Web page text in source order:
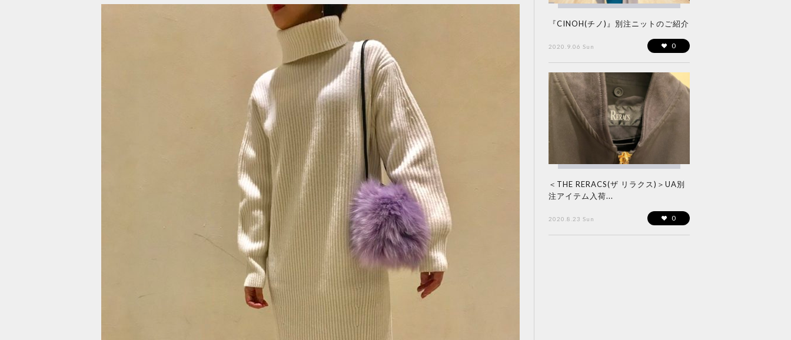
『CINOH(チノ)』別注ニットのご紹介
2020.9.06 Sun 0
＜THE RERACS(ザ リラクス)＞UA別
注アイテム入荷...
2020.8.23 Sun 0